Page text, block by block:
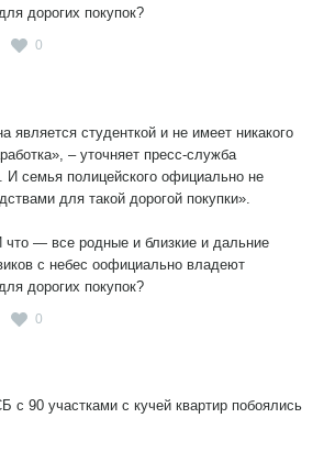
дорогих покупок?
0
является студенткой и не имеет никакого
– уточняет пресс-служба
И семья полицейского официально не
для такой дорогой покупки».
что — все родные и близкие и дальние
с небес оофициально владеют
дорогих покупок?
0
с 90 участками с кучей квартир побоялись